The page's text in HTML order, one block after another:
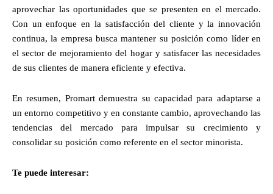
aprovechar las oportunidades que se presenten en el mercado.
Con un enfoque en la satisfacción del cliente y la innovación
continua, la empresa busca mantener su posición como líder en
el sector de mejoramiento del hogar y satisfacer las necesidades
de sus clientes de manera eficiente y efectiva.
En resumen, Promart demuestra su capacidad para adaptarse a
un entorno competitivo y en constante cambio, aprovechando las
tendencias del mercado para impulsar su crecimiento y
consolidar su posición como referente en el sector minorista.
Te puede interesar: